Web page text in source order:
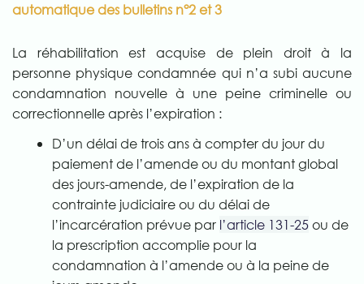
automatique des bulletins n°2 et 3
La réhabilitation est acquise de plein droit à la
personne physique condamnée qui n’a subi aucune
condamnation nouvelle à une peine criminelle ou
correctionnelle après l’expiration :
D’un délai de trois ans à compter du jour du
paiement de l’amende ou du montant global
des jours-amende, de l’expiration de la
contrainte judiciaire ou du délai de
l’incarcération prévue par l’article 131-25ou de
la prescription accomplie pour la
condamnation à l’amende ou à la peine de